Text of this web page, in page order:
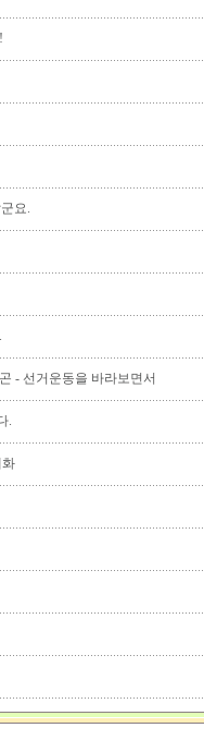
요.
- 선거운동을 바라보면서
.